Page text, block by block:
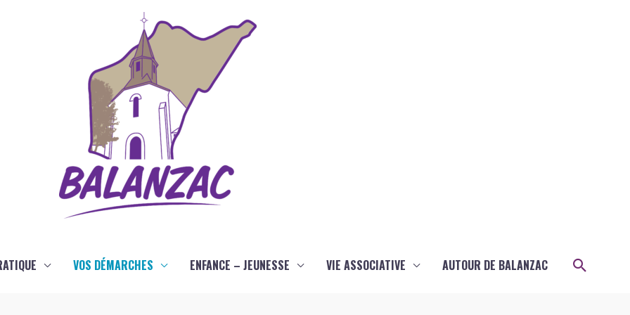
VOS DÉMARCHES ENFANCE – JEUNESSE VIE ASSOCIATIVE AUTOUR DE BALANZAC